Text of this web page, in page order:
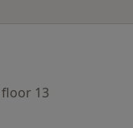
floor 13